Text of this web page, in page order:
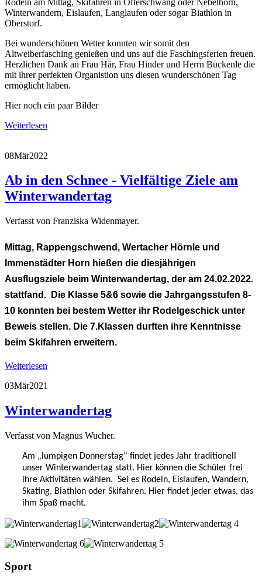
Winterwandern, Eislaufen, Langlaufen oder sogar Biathlon in
Oberstorf.
Bei wunderschönen Wetter konnten wir somit den
Altweiberfasching genießen und uns auf die Faschingsferien freuen.
Herzlichen Dank an Frau Här, Frau Hinder und Herrn Buckenle die
mit ihrer perfekten Organistion uns diesen wunderschönen Tag
ermöglicht haben.
Hier noch ein paar Bilder
Weiterlesen
08Mär2022
Ab in den Schnee - Vielfältige Ziele am
Winterwandertag
Verfasst von Franziska Widenmayer.
Mittag, Rappengschwend, Wertacher Hörnle und
Immenstädter Horn hießen die diesjährigen
Ausflugsziele beim Winterwandertag, der am 24.02.2022.
stattfand. Die Klasse 5&6 sowie die Jahrgangsstufen 8-
10 konnten bei bestem Wetter ihr Rodelgeschick unter
Beweis stellen. Die 7.Klassen durften ihre Kenntnisse
beim Skifahren erweitern.
Weiterlesen
03Mär2021
Winterwandertag
Verfasst von Magnus Wucher.
Am „lumpigen Donnerstag“ findet jedes Jahr traditionell
unser Winterwandertag statt. Hier können die Schüler frei
ihre Aktivitäten wählen. Sei es Rodeln, Eislaufen, Wandern,
Skating, Biathlon oder Skifahren. Hier findet jeder etwas, das
ihm Spaß macht.
Sport